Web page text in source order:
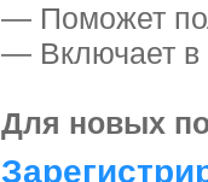
— Поможет
— Включает в
Для новых